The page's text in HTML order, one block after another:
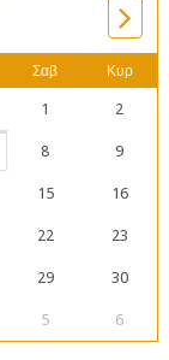
Σαβ Κυρ
1 2
8 9
15 16
22 23
29 30
5 6